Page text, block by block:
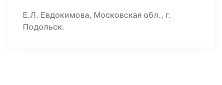
Е.Л. Евдокимова, Московская обл., г.
Подольск.